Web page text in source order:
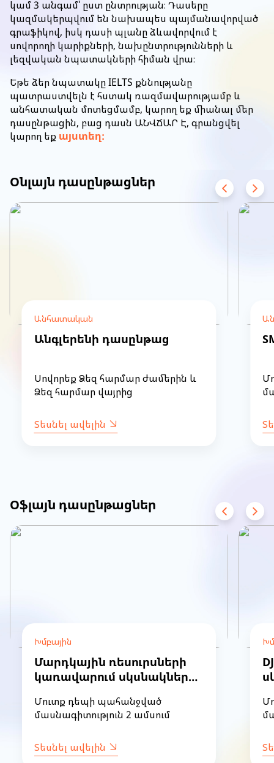
կամ 3 անգամ՝ ըստ ընտրության։ Դասերը
կազմակերպվում են նախապես պայմանավորված
գրաֆիկով, իսկ դասի պլանը ձևավորվում է
սովորողի կարիքների, նախընտրությունների և
լեզվական նպատակների հիման վրա։
Եթե ձեր նպատակը IELTS քննությանը
պատրաստվելն է հստակ ռազմավարությամբ և
անհատական մոտեցմամբ, կարող եք միանալ մեր
դասընթացին, բաց դասն ԱՆՎՃԱՐ Է, գրանցվել
կարող եք այստեղ:
Օնլայն դասընթացներ
Անհատական
Անգլերենի դասընթաց
Սովորեք Ձեզ հարմար ժամերին և
Ձեզ հարմար վայրից
Տեսնել ավելին
Օֆլայն դասընթացներ
Խմբային
Մարդկային ռեսուրսների
կառավարում սկսնակների
Մուտք դեպի պահանջված
մասնագիտություն 2 ամսում
Տեսնել ավելին